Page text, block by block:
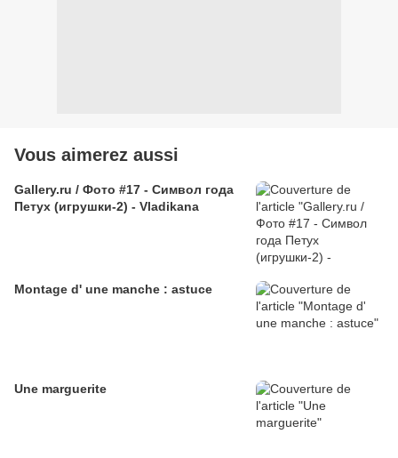
Vous aimerez aussi
Gallery.ru / Фото #17 - Символ года
Петух (игрушки-2) - Vladikana
Montage d' une manche : astuce
Une marguerite